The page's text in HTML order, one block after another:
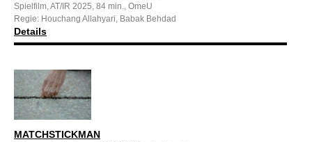
Spielfilm, AT/IR 2025, 84 min., OmeU
Regie: Houchang Allahyari, Babak Behdad
Details
MATCHSTICKMAN